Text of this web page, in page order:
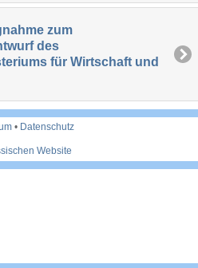
zum
des
für Wirtschaft und
• Datenschutz
Website